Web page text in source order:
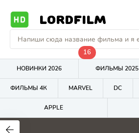
LORDFILM
НОВИНКИ 2026
16
ФИЛЬМЫ 2025
ФИЛЬМЫ 4К MARVEL DC
APPLE